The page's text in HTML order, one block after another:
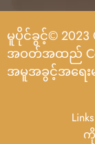
မူပိုင်ခွင့်© 2023
အဝတ်အထည် Co.
အမူအခွင့်အရေး
Links